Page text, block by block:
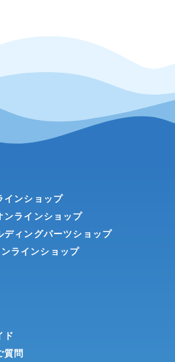
インショップ
ンラインショップ
ディングパーツショップ
ラインショップ
ド
質問